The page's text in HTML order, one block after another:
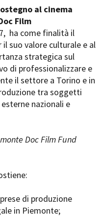
Guarda che storia!
La Grazia - Immagini e
location della Torino di Paolo
Sorrentino
Open Day
Ciak in TOur!
FESTIVAL, MARKETS,
AWARDS
International Film Festival
Festival de Cannes
Locarno Film Festival
Cinematografica Venezia
Toronto International Film
al cinema
Film
ha come finalità il
suo valore culturale e al
strategica sul
di professionalizzare e
il settore a Torino e in
tra soggetti
nazionali e
Doc Film Fund
di produzione
in Piemonte;